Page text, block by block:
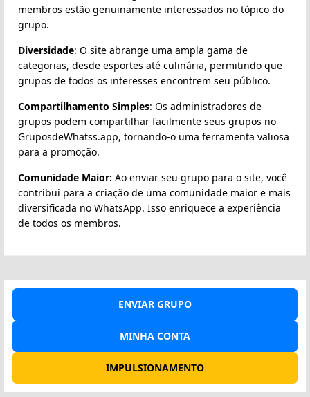
membros estão genuinamente interessados no tópico do
grupo.
Diversidade: O site abrange uma ampla gama de
categorias, desde esportes até culinária, permitindo que
grupos de todos os interesses encontrem seu público.
Compartilhamento Simples: Os administradores de
grupos podem compartilhar facilmente seus grupos no
GruposdeWhatss.app, tornando-o uma ferramenta valiosa
para a promoção.
Comunidade Maior: Ao enviar seu grupo para o site, você
contribui para a criação de uma comunidade maior e mais
diversificada no WhatsApp. Isso enriquece a experiência
de todos os membros.
ENVIAR GRUPO
MINHA CONTA
IMPULSIONAMENTO